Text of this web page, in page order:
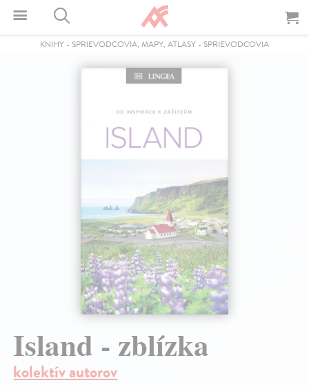
KNIHY - SPRIEVODCOVIA, MAPY, ATLASY - SPRIEVODCOVIA
Island - zblízka
kolektív autorov